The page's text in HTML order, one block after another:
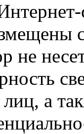
не
а